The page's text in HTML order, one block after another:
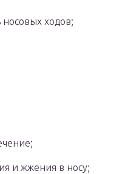
носовых ходов;
и жжения в носу;